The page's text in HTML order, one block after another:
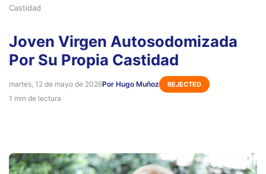
Castidad
Joven Virgen Autosodomizada
Por Su Propia Castidad
martes, 12 de mayo de 2026Por Hugo Muñoz REJECTED
1 min de lectura